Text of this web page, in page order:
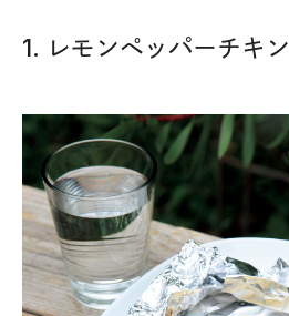
1. レモンペッパーチキン